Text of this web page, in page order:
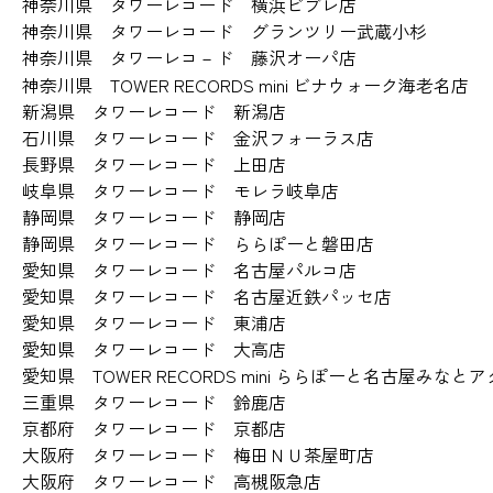
神奈川県 タワーレコード グランツリー武蔵小杉
神奈川県 タワーレコ－ド 藤沢オーパ店
神奈川県 TOWER RECORDS mini ビナウォーク海老名店
新潟県 タワーレコード 新潟店
石川県 タワーレコード 金沢フォーラス店
長野県 タワーレコード 上田店
岐阜県 タワーレコード モレラ岐阜店
静岡県 タワーレコード 静岡店
静岡県 タワーレコード ららぽーと磐田店
愛知県 タワーレコード 名古屋パルコ店
愛知県 タワーレコード 名古屋近鉄パッセ店
愛知県 タワーレコード 東浦店
愛知県 タワーレコード 大高店
愛知県 TOWER RECORDS mini ららぽーと名古屋みなとア
三重県 タワーレコード 鈴鹿店
京都府 タワーレコード 京都店
大阪府 タワーレコード 梅田ＮＵ茶屋町店
大阪府 タワーレコード 高槻阪急店